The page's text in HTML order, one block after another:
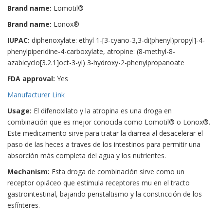
Brand name: Lomotil®
Brand name: Lonox®
IUPAC: diphenoxylate: ethyl 1-[3-cyano-3,3-di(phenyl)propyl]-4-
phenylpiperidine-4-carboxylate, atropine: (8-methyl-8-
azabicyclo[3.2.1]oct-3-yl) 3-hydroxy-2-phenylpropanoate
FDA approval: Yes
Manufacturer Link
Usage: El difenoxilato y la atropina es una droga en
combinación que es mejor conocida como Lomotil® o Lonox®.
Este medicamento sirve para tratar la diarrea al desacelerar el
paso de las heces a traves de los intestinos para permitir una
absorción más completa del agua y los nutrientes.
Mechanism: Esta droga de combinación sirve como un
receptor opiáceo que estimula receptores mu en el tracto
gastrointestinal, bajando peristaltismo y la constricción de los
esfínteres.